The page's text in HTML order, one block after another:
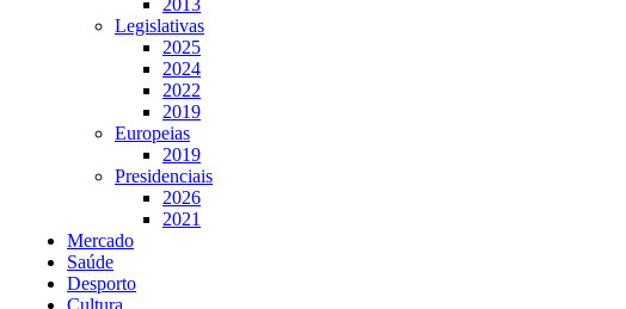
Legislativas
2025
2024
2022
2019
Europeias
2019
Presidenciais
2026
2021
Mercado
Saúde
Desporto
Cultura